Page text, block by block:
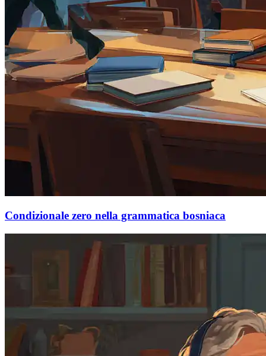
Condizionale zero nella grammatica bosniaca